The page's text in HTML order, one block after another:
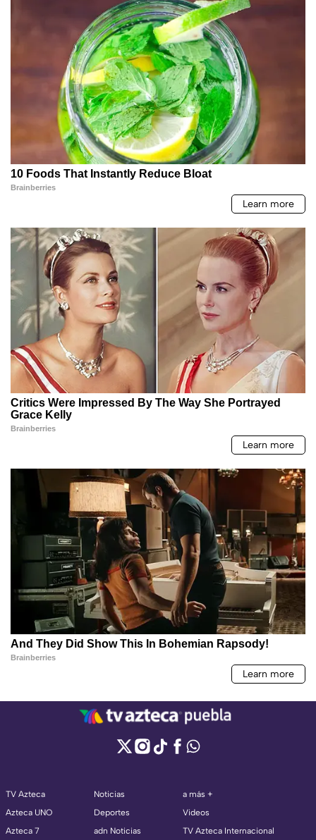
TV Azteca
Azteca UNO
Azteca 7
Noticias
Deportes
adn Noticias
a más +
Videos
TV Azteca Internacional